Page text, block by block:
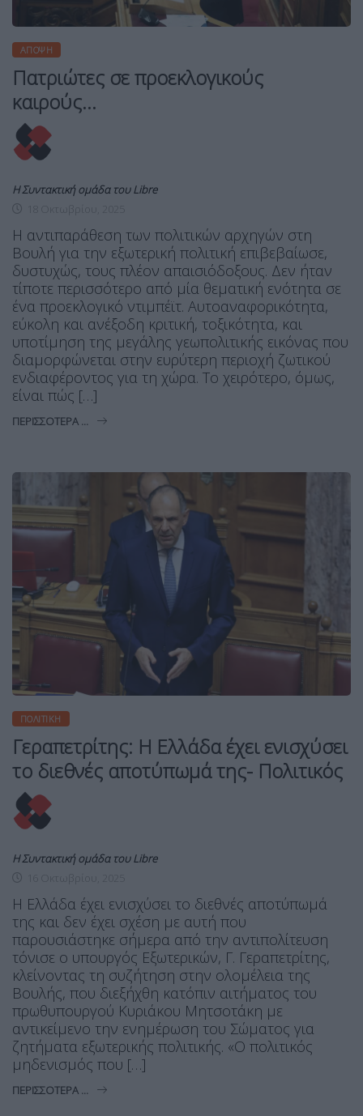
ΆΠΟΨΗ
Πατριώτες σε προεκλογικούς
καιρούς…
Η Συντακτική ομάδα του Libre
18 Οκτωβρίου, 2025
Η αντιπαράθεση των πολιτικών αρχηγών στη
Βουλή για την εξωτερική πολιτική επιβεβαίωσε,
δυστυχώς, τους πλέον απαισιόδοξους. Δεν ήταν
τίποτε περισσότερο από μία θεματική ενότητα σε
ένα προεκλογικό ντιμπέϊτ. Αυτοαναφορικότητα,
εύκολη και ανέξοδη κριτική, τοξικότητα, και
υποτίμηση της μεγάλης γεωπολιτικής εικόνας που
διαμορφώνεται στην ευρύτερη περιοχή ζωτικού
ενδιαφέροντος για τη χώρα. Το χειρότερο, όμως,
είναι πώς […]
ΠΕΡΙΣΣΌΤΕΡΑ ...
ΠΟΛΙΤΙΚΉ
Γεραπετρίτης: Η Ελλάδα έχει ενισχύσει
το διεθνές αποτύπωμά της- Πολιτικός
Η Συντακτική ομάδα του Libre
16 Οκτωβρίου, 2025
Η Ελλάδα έχει ενισχύσει το διεθνές αποτύπωμά
της και δεν έχει σχέση με αυτή που
παρουσιάστηκε σήμερα από την αντιπολίτευση
τόνισε ο υπουργός Εξωτερικών, Γ. Γεραπετρίτης,
κλείνοντας τη συζήτηση στην ολομέλεια της
Βουλής, που διεξήχθη κατόπιν αιτήματος του
πρωθυπουργού Κυριάκου Μητσοτάκη με
αντικείμενο την ενημέρωση του Σώματος για
ζητήματα εξωτερικής πολιτικής. «Ο πολιτικός
μηδενισμός που […]
ΠΕΡΙΣΣΌΤΕΡΑ ...